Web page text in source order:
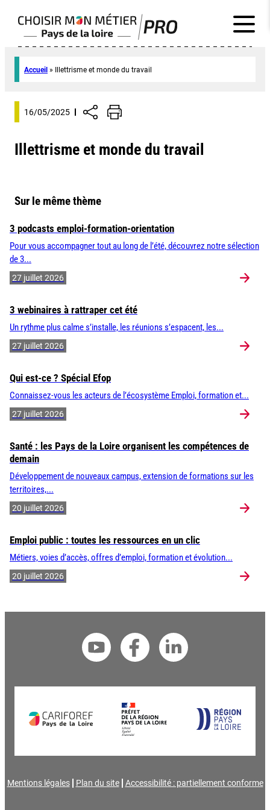
Accueil » Illettrisme et monde du travail
16/05/2025
Illettrisme et monde du travail
Sur le même thème
3 podcasts emploi-formation-orientation
Pour vous accompagner tout au long de l’été, découvrez notre sélection
de 3...
27 juillet 2026
3 webinaires à rattraper cet été
Un rythme plus calme s’installe, les réunions s’espacent, les...
27 juillet 2026
Qui est-ce ? Spécial Efop
Connaissez-vous les acteurs de l’écosystème Emploi, formation et...
27 juillet 2026
Santé : les Pays de la Loire organisent les compétences de
demain
Développement de nouveaux campus, extension de formations sur les
territoires,...
20 juillet 2026
Emploi public : toutes les ressources en un clic
Métiers, voies d’accès, offres d’emploi, formation et évolution...
20 juillet 2026
Mentions légales Plan du site Accessibilité : partiellement conforme